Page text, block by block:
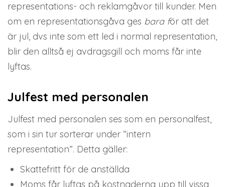
representations- och reklamgåvor till kunder. Men
om en representationsgåva ges bara för att det
är jul, dvs inte som ett led i normal representation,
blir den alltså ej avdragsgill och moms får inte
lyftas.
Julfest med personalen
Julfest med personalen ses som en personalfest,
som i sin tur sorterar under ”intern
representation”. Detta gäller:
Skattefritt för de anställda
Moms får lyftas på kostnaderna upp till vissa